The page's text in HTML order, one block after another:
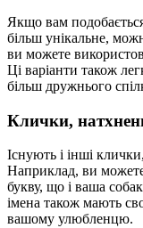
Якщо вам
більш унікальне,
ви можете
Ці варіанти також
більш дружнього
Клички,
Існують і інші
Наприклад, ви
букву, що і ваша
імена також мають
вашому улюбленцю.